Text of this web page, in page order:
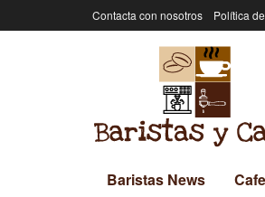
Contacta con nosotros Política
Baristas News